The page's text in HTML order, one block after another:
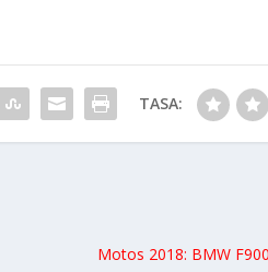
TASA:
Motos 2018: BMW